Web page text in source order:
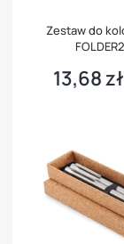
Zestaw do
Cena
13,68 zł